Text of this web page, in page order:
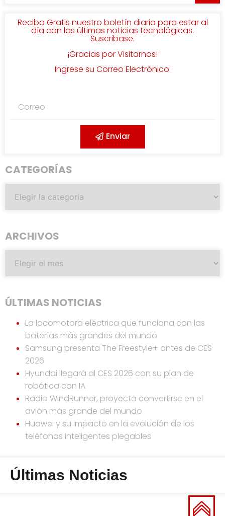
Reciba Gratis nuestro boletín diario para estar al
día con las últimas noticias tecnológicas.
Suscribase.
¡Gracias por Visitarnos!
Ingrese su Correo Electrónico:
Enviar
CATEGORÍAS
ARCHIVOS
ÚLTIMAS NOTICIAS
La locomotora eléctrica que funciona con las
baterías más grandes del mundo
Samsung presenta The Freestyle+ antes de CES
2026
Hyundai llegará al CES 2026 con su plan de
robótica con IA
Radia WindRunner, proyecta convertirse en el
avión más grande del mundo
Huawei y su impacto en la evolución de los
teléfonos inteligentes plegables
Últimas Noticias